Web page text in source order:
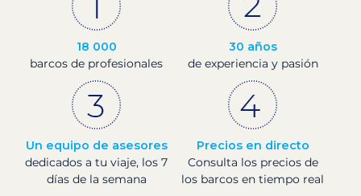
18 000
barcos de profesionales
30 años
de experiencia y pasión
Un equipo de asesores
dedicados a tu viaje, los 7
días de la semana
Precios en directo
Consulta los precios de
los barcos en tiempo real